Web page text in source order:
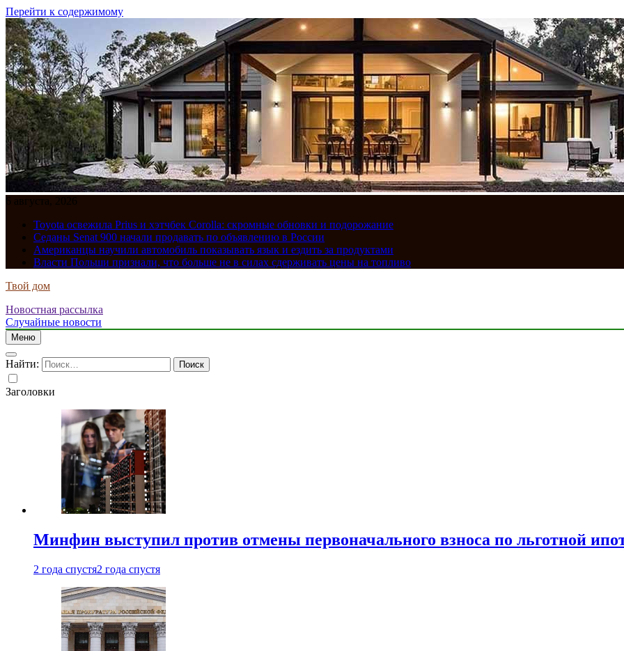
Перейти к содержимому
6 августа, 2026
Toyota освежила Prius и хэтчбек Corolla: скромные обновки и подорожание
Седаны Senat 900 начали продавать по объявлению в России
Американцы научили автомобиль показывать язык и ездить за продуктами
Власти Польши признали, что больше не в силах сдерживать цены на топливо
Твой дом
Новостная рассылка
Случайные новости
Меню
Найти:
Заголовки
Минфин выступил против отмены первоначального взноса по льготной
2 года спустя2 года спустя